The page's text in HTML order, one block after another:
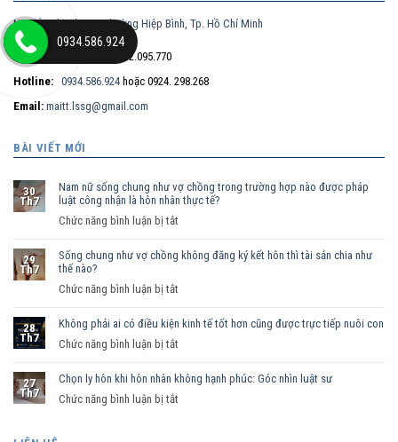
Nguyễn Thị Nhung, phường Hiệp Bình, Tp. Hồ Chí Minh
Điện thoại trực tiếp:
0932.095.770
Hotline: 0934.586.924 hoặc 0924. 298.268
Email: maitt.lssg@gmail.com
BÀI VIẾT MỚI
30
Th7
Nam nữ sống chung như vợ chồng trong trường hợp nào được pháp
luật công nhận là hôn nhân thực tế?
Chức năng bình luận bị tắt
nữ
vợ
trường
29
Th7
Sống chung như vợ chồng không đăng ký kết hôn thì tài sản chia như
thế nào?
Chức năng bình luận bị tắt
chung
chồng
28
Th7
Không phải ai có điều kiện kinh tế tốt hơn cũng được trực tiếp nuôi con
Chức năng bình luận bị tắt
phải
27
Th7
Chọn ly hôn khi hôn nhân không hạnh phúc: Góc nhìn luật sư
Chức năng bình luận bị tắt
0934.586.924